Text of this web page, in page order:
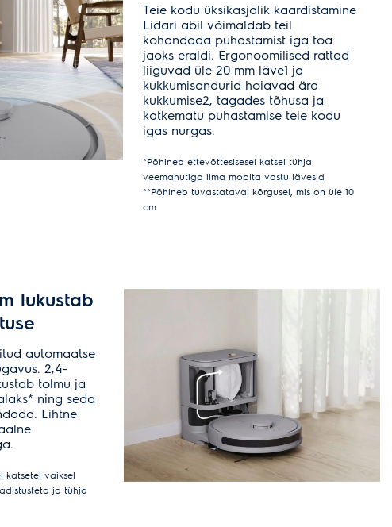
Teie kodu üksikasjalik kaardistamine
Lidari abil võimaldab teil
kohandada puhastamist iga toa
jaoks eraldi. Ergonoomilised rattad
liiguvad üle 20 mm läve1 ja
kukkumisandurid hoiavad ära
kukkumise2, tagades tõhusa ja
katkematu puhastamise teie kodu
igas nurgas.
*Põhineb ettevõttesisesel katsel tühja
veemahutiga ilma mopita vastu lävesid
**Põhineb tuvastataval kõrgusel, mis on üle 10
cm
lukustab
automaatse
2,4-
tolmu ja
ning seda
Lihtne
katsetel vaiksel
ja tühja